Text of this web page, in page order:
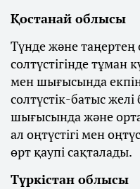
Қостанай облысы
Түнде және
солтүстігінде тұман
мен шығысында
солтүстік-батыс
шығысында және
ал оңтүстігі мен
өрт қаупі сақталады.
Түркістан облысы